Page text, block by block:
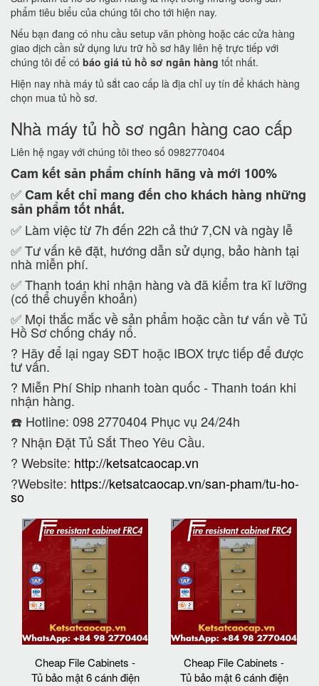
phẩm tiêu biểu của chúng tôi cho tới hiện nay.
Nếu bạn đang có nhu cầu setup văn phòng hoặc các cửa hàng
giao dịch cần sử dụng lưu trữ hồ sơ hãy liên hệ trực tiếp với
chúng tôi để có báo giá tủ hồ sơ ngân hàng tốt nhất.
Hiện nay nhà máy tủ sắt cao cấp là địa chỉ uy tín để khách hàng
chọn mua tủ hồ sơ.
Nhà máy tủ hồ sơ ngân hàng cao cấp
Liên hệ ngay với chúng tôi theo số 0982770404
Cam kếtsản phẩm chính hãng và mới 100%
✅Cam kếtchỉ mang đến cho khách hàng những
sản phẩm tốt nhất.
✅ Làm việc từ 7h đến 22h cả thứ 7,CN và ngày lễ
✅ Tư vấn kê đặt, hướng dẫn sử dụng, bảo hành tại
nhà miễn phí.
✅ Thanh toán khi nhận hàng và đã kiểm tra kĩ lưỡng
(có thể chuyển khoản)
✅ Mọi thắc mắc về sản phẩm hoặc cần tư vấn về Tủ
Hồ Sơ chống cháy nổ.
? Hãy để lại ngay SĐT hoặc IBOX trực tiếp để được
tư vấn.
? Miễn Phí Ship nhanh toàn quốc - Thanh toán khi
nhận hàng.
☎️ Hotline: 098 2770404 Phục vụ 24/24h
? Nhận Đặt Tủ Sắt Theo Yêu Cầu.
? Website: http://ketsatcaocap.vn
?Website: https://ketsatcaocap.vn/san-pham/tu-ho-
so
Cheap File Cabinets -
Tủ bảo mật 6 cánh điện
Cheap File Cabinets -
Tủ bảo mật 6 cánh điện